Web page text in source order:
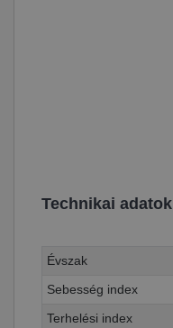
Technikai adatok
Évszak
Sebesség index
Terhelési index